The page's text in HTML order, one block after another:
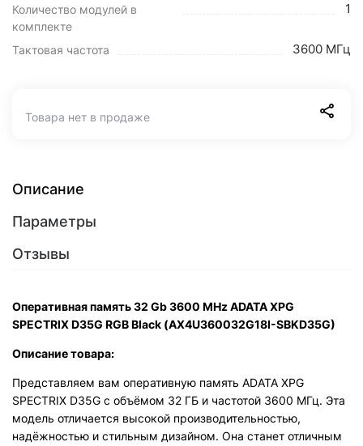
Количество модулей в
комплекте
1
Тактовая частота 3600 МГц
Товара нет в продаже
Описание
Параметры
Отзывы
Оперативная память 32 Gb 3600 MHz ADATA XPG
SPECTRIX D35G RGB Black (AX4U360032G18I-SBKD35G)
Описание товара:
Представляем вам оперативную память ADATA XPG
SPECTRIX D35G с объёмом 32 ГБ и частотой 3600 МГц. Эта
модель отличается высокой производительностью,
надёжностью и стильным дизайном. Она станет отличным